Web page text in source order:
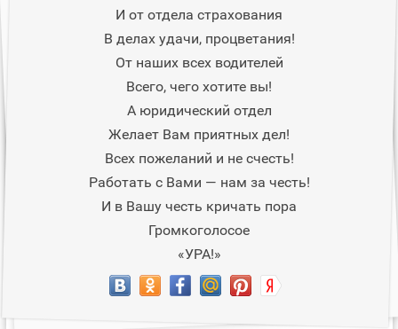
И от отдела страхования
В делах удачи, процветания!
От наших всех водителей
Всего, чего хотите вы!
А юридический отдел
Желает Вам приятных дел!
Всех пожеланий и не счесть!
Работать с Вами — нам за честь!
И в Вашу честь кричать пора
Громкоголосое
«УРА!»